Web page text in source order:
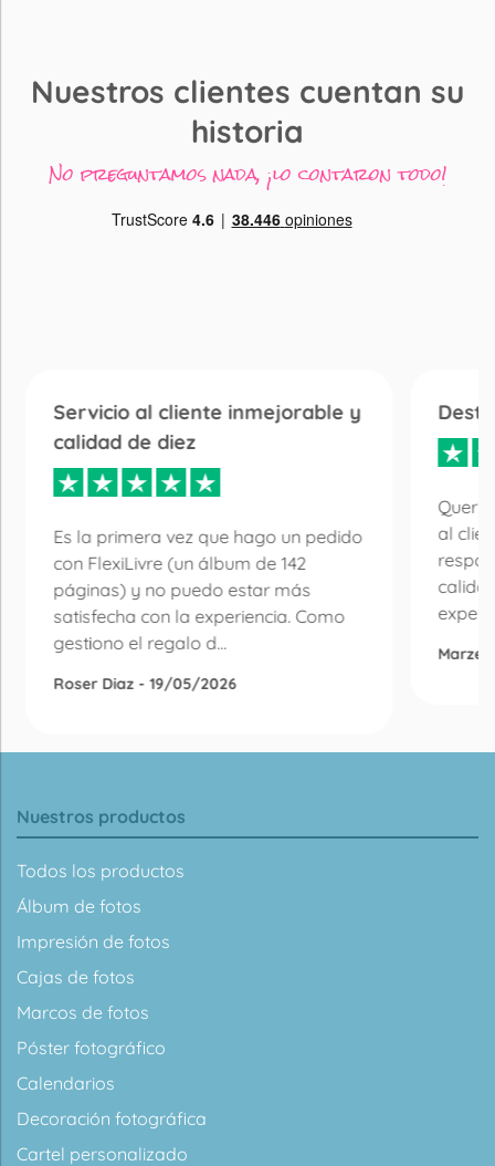
Nuestros clientes cuentan su
historia
No preguntamos nada, ¡lo contaron todo!
Servicio al cliente inmejorable y
calidad de diez
Es la primera vez que hago un pedido
con FlexiLivre (un álbum de 142
páginas) y no puedo estar más
satisfecha con la experiencia. Como
gestiono el regalo d...
Roser Diaz - 19/05/2026
al
Nuestros productos
Todos los productos
Álbum de fotos
Impresión de fotos
Cajas de fotos
Marcos de fotos
Póster fotográfico
Calendarios
Decoración fotográfica
Cartel personalizado